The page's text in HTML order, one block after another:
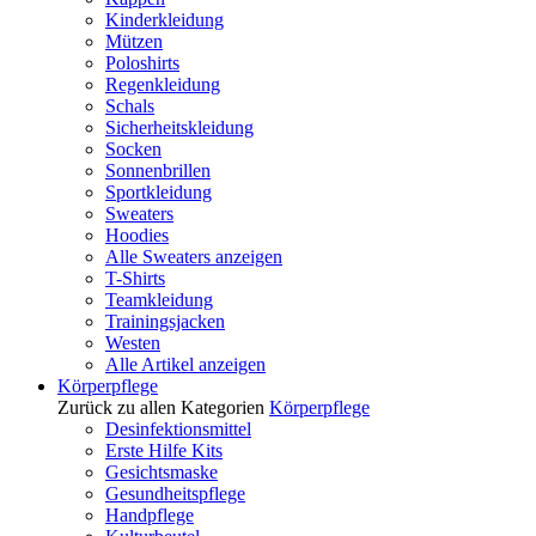
Kinderkleidung
Mützen
Poloshirts
Regenkleidung
Schals
Sicherheitskleidung
Socken
Sonnenbrillen
Sportkleidung
Sweaters
Hoodies
Alle Sweaters anzeigen
T-Shirts
Teamkleidung
Trainingsjacken
Westen
Alle Artikel anzeigen
Körperpflege
Zurück zu allen Kategorien Körperpflege
Desinfektionsmittel
Erste Hilfe Kits
Gesichtsmaske
Gesundheitspflege
Handpflege